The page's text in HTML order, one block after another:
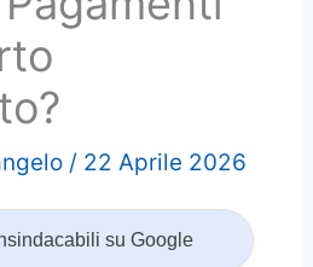
/ 22 Aprile 2026
su Google